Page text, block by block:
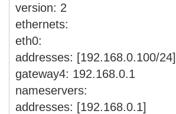
version: 2
ethernets:
eth0:
addresses: [192.168.0.100/24]
gateway4: 192.168.0.1
nameservers:
addresses: [192.168.0.1]